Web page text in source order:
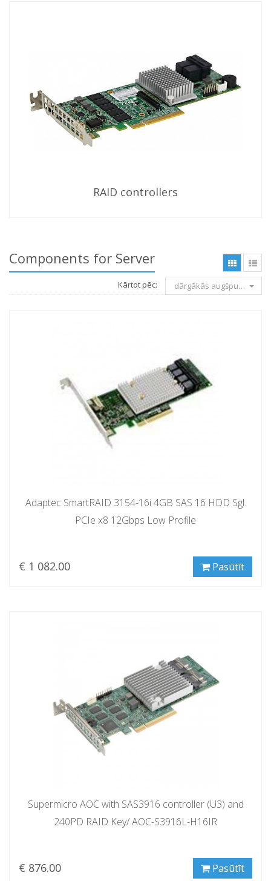
RAID controllers
Components for Server
Kārtot pēc: dārgākās augšpusē
Adaptec SmartRAID 3154-16i 4GB SAS 16 HDD Sgl.
PCIe x8 12Gbps Low Profile
€ 1 082.00 Pasūtīt
Supermicro AOC with SAS3916 controller (U3) and
240PD RAID Key/ AOC-S3916L-H16IR
€ 876.00 Pasūtīt